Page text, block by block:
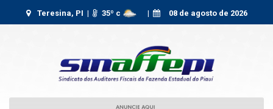
Teresina, PI | 35º c | 08 de agosto de 2026